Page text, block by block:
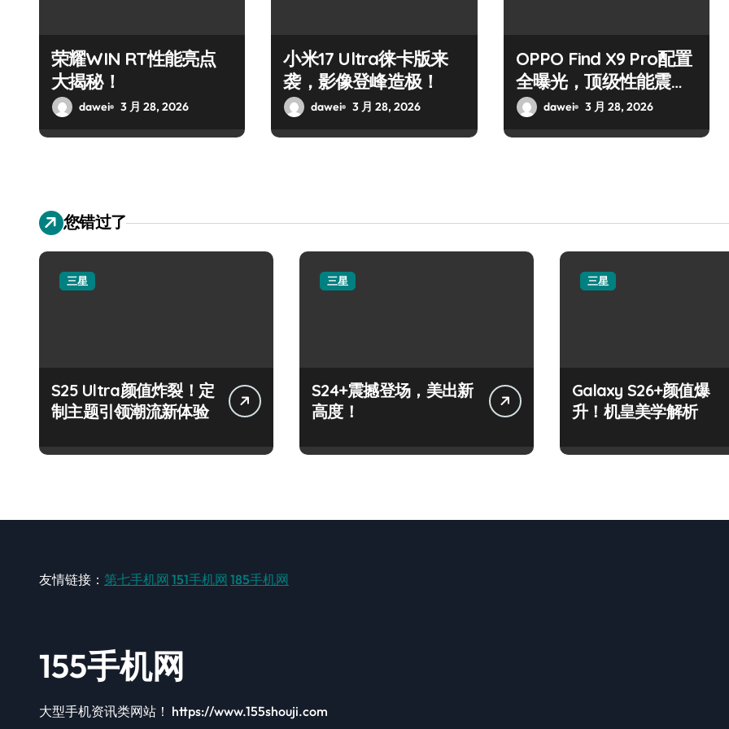
荣耀WIN RT性能亮点
大揭秘！
dawei 3 月 28, 2026
小米17 Ultra徕卡版来
袭，影像登峰造极！
dawei 3 月 28, 2026
OPPO Find X9 Pro配置
全曝光，顶级性能震撼
来袭！
dawei 3 月 28, 2026
您错过了
三星
S25 Ultra颜值炸裂！定
制主题引领潮流新体验
三星
S24+震撼登场，美出新
高度！
三星
Galaxy S26+颜值爆
升！机皇美学解析
友情链接： 第七手机网 151手机网 185手机网
155手机网
大型手机资讯类网站！ https://www.155shouji.com